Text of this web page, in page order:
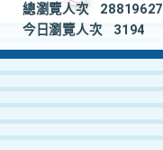
總瀏覽人次
28819627
今日瀏覽人次
3194